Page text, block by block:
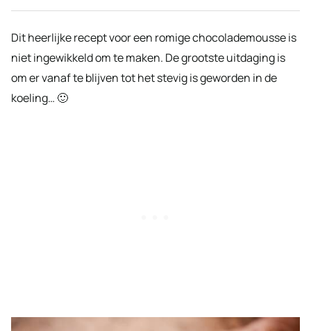
Dit heerlijke recept voor een romige chocolademousse is
niet ingewikkeld om te maken. De grootste uitdaging is
om er vanaf te blijven tot het stevig is geworden in de
koeling… 🙂